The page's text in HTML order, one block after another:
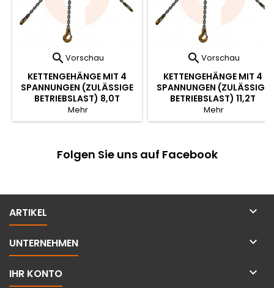
Vorschau
KETTENGEHÄNGE MIT 4
SPANNUNGEN (ZULÄSSIGE
BETRIEBSLAST) 8,0T
Mehr
Vorschau
KETTENGEHÄNGE MIT 4
SPANNUNGEN (ZULÄSSIGE
BETRIEBSLAST) 11,2T
Mehr
Folgen Sie uns auf Facebook
ARTIKEL 
UNTERNEHMEN 
IHR KONTO 